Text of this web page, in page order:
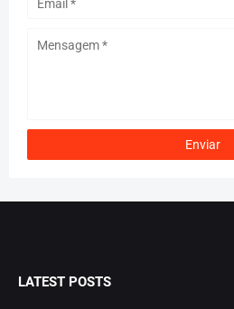
LATEST POSTS